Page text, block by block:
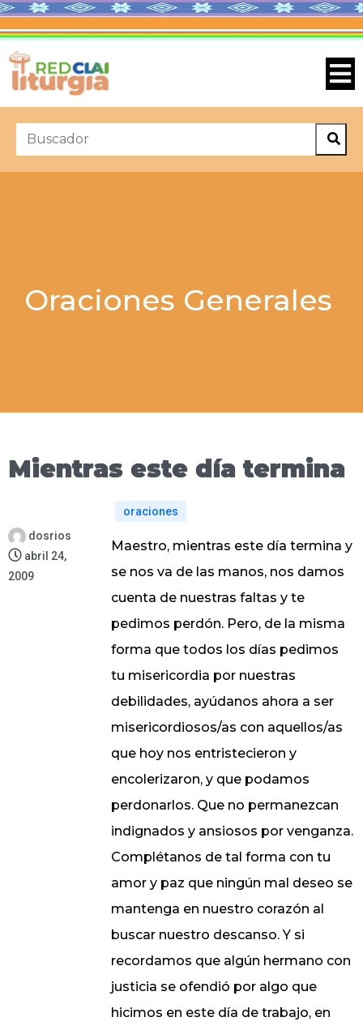
Oraciones Generales
Mientras este día termina
dosrios
abril 24,
2009
oraciones
Maestro, mientras este día termina y
se nos va de las manos, nos damos
cuenta de nuestras faltas y te
pedimos perdón. Pero, de la misma
forma que todos los días pedimos
tu misericordia por nuestras
debilidades, ayúdanos ahora a ser
misericordiosos/as con aquellos/as
que hoy nos entristecieron y
encolerizaron, y que podamos
perdonarlos. Que no permanezcan
indignados y ansiosos por venganza.
Complétanos de tal forma con tu
amor y paz que ningún mal deseo se
mantenga en nuestro corazón al
buscar nuestro descanso. Y si
recordamos que algún hermano con
justicia se ofendió por algo que
hicimos en este día de trabajo, en